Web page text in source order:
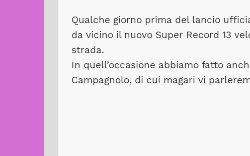
Qualche giorno prima del lancio
da vicino il nuovo Super Record 13
strada.
In quell’occasione abbiamo fatto
Campagnolo, di cui magari vi